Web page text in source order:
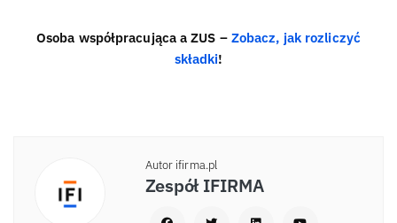
Osoba współpracująca a ZUS – Zobacz, jak rozliczyć
składki!
Autor ifirma.pl
Zespół IFIRMA